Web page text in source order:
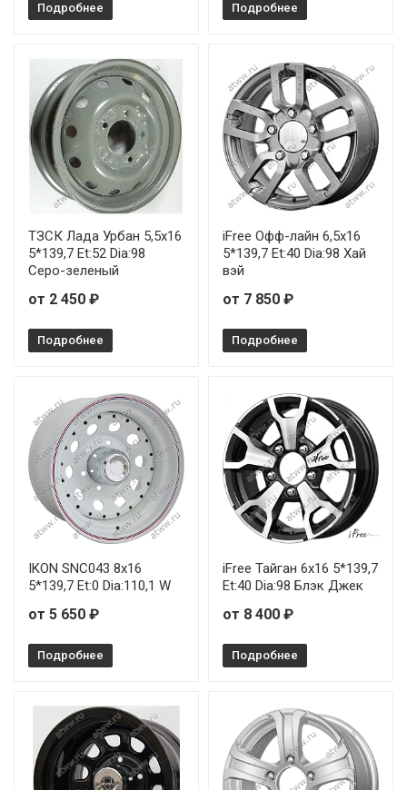
Подробнее Подробнее
ТЗСК Лада Урбан 5,5x16
5*139,7 Et:52 Dia:98
Серо-зеленый
от 2 450 ₽
Подробнее
iFree Офф-лайн 6,5x16
5*139,7 Et:40 Dia:98 Хай
вэй
от 7 850 ₽
Подробнее
IKON SNC043 8x16
5*139,7 Et:0 Dia:110,1 W
от 5 650 ₽
Подробнее
iFree Тайган 6x16 5*139,7
Et:40 Dia:98 Блэк Джек
от 8 400 ₽
Подробнее